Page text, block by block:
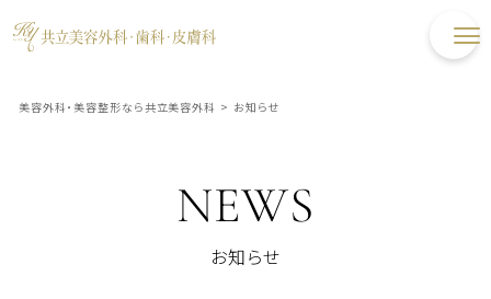
美容外科・美容整形なら共立美容外科 > お知らせ
NEWS
お知らせ